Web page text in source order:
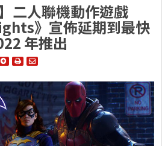
二人聯機動作遊戲
》宣佈延期到最快
年推出